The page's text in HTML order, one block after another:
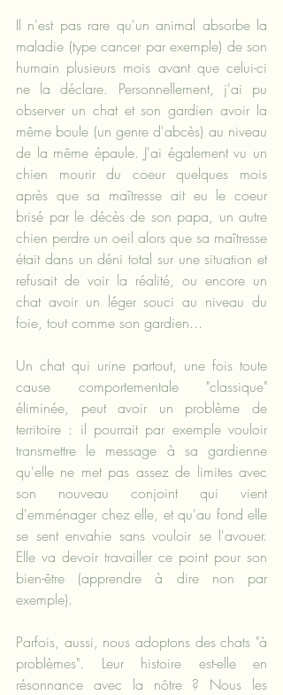
Il n'est pas rare qu'un animal absorbe la
maladie (type cancer par exemple) de son
humain plusieurs mois avant que celui-ci
ne la déclare. Personnellement, j'ai pu
observer un chat et son gardien avoir la
même boule (un genre d'abcès) au niveau
de la même épaule. J'ai également vu un
chien mourir du coeur quelques mois
après que sa maîtresse ait eu le coeur
brisé par le décès de son papa, un autre
chien perdre un oeil alors que sa maîtresse
était dans un déni total sur une situation et
refusait de voir la réalité, ou encore un
chat avoir un léger souci au niveau du
foie, tout comme son gardien...
Un chat qui urine partout, une fois toute
cause comportementale "classique"
éliminée, peut avoir un problème de
territoire : il pourrait par exemple vouloir
transmettre le message à sa gardienne
qu'elle ne met pas assez de limites avec
son nouveau conjoint qui vient
d'emménager chez elle, et qu'au fond elle
se sent envahie sans vouloir se l'avouer.
Elle va devoir travailler ce point pour son
bien-être (apprendre à dire non par
exemple).
Parfois, aussi, nous adoptons des chats "à
problèmes". Leur histoire est-elle en
résonnance avec la nôtre ? Nous les